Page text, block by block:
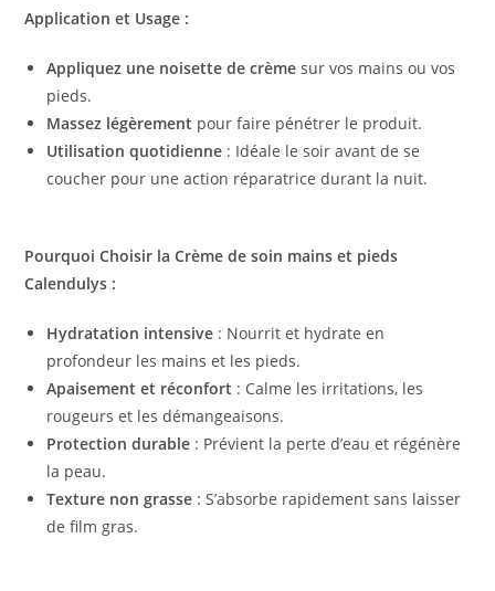
Application et Usage :
Appliquez une noisette de crème sur vos mains ou vos
pieds.
Massez légèrement pour faire pénétrer le produit.
Utilisation quotidienne : Idéale le soir avant de se
coucher pour une action réparatrice durant la nuit.
Pourquoi Choisir la Crème de soin mains et pieds
Calendulys :
Hydratation intensive : Nourrit et hydrate en
profondeur les mains et les pieds.
Apaisement et réconfort : Calme les irritations, les
rougeurs et les démangeaisons.
Protection durable : Prévient la perte d’eau et régénère
la peau.
Texture non grasse : S’absorbe rapidement sans laisser
de film gras.